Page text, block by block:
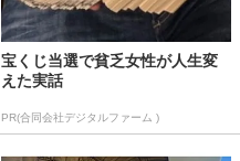
宝くじ当選で貧乏女性が人生変
えた実話
PR(合同会社デジタルファーム )